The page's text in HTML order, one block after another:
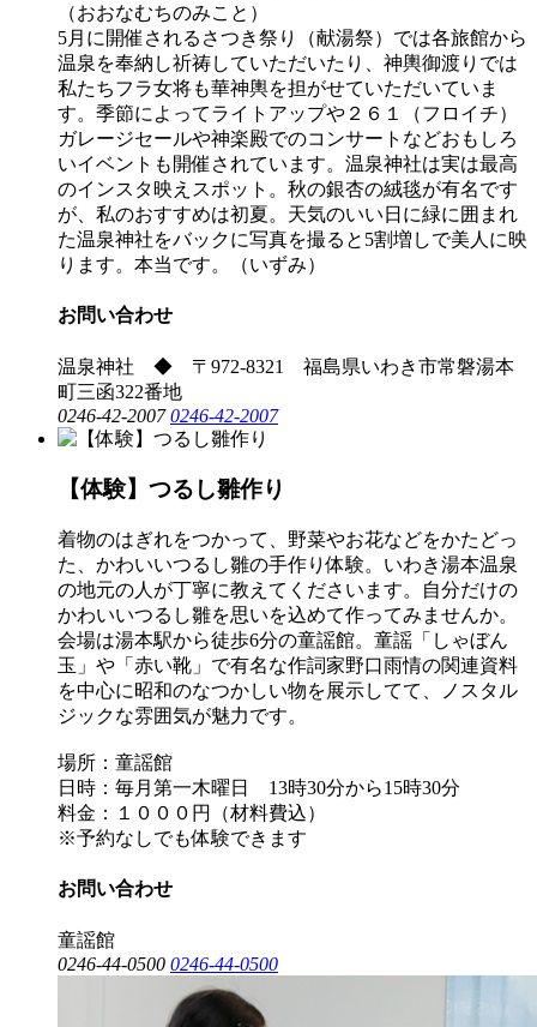
（おおなむちのみこと）
5月に開催されるさつき祭り（献湯祭）では各旅館から
温泉を奉納し祈祷していただいたり、神輿御渡りでは
私たちフラ女将も華神輿を担がせていただいていま
す。季節によってライトアップや２６１（フロイチ）
ガレージセールや神楽殿でのコンサートなどおもしろ
いイベントも開催されています。温泉神社は実は最高
のインスタ映えスポット。秋の銀杏の絨毯が有名です
が、私のおすすめは初夏。天気のいい日に緑に囲まれ
た温泉神社をバックに写真を撮ると5割増しで美人に映
ります。本当です。（いずみ）
お問い合わせ
温泉神社 ◆ 〒972-8321 福島県いわき市常磐湯本
町三函322番地
0246-42-2007 0246-42-2007
【体験】つるし雛作り
着物のはぎれをつかって、野菜やお花などをかたどっ
た、かわいいつるし雛の手作り体験。いわき湯本温泉
の地元の人が丁寧に教えてくださいます。自分だけの
かわいいつるし雛を思いを込めて作ってみませんか。
会場は湯本駅から徒歩6分の童謡館。童謡「しゃぼん
玉」や「赤い靴」で有名な作詞家野口雨情の関連資料
を中心に昭和のなつかしい物を展示してて、ノスタル
ジックな雰囲気が魅力です。
場所：童謡館
日時：毎月第一木曜日 13時30分から15時30分
料金：１０００円（材料費込）
※予約なしでも体験できます
お問い合わせ
童謡館
0246-44-0500 0246-44-0500